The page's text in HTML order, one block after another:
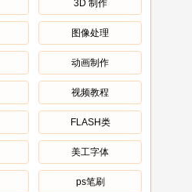
文
VariCAD 2022中文版
v2.05完整版
Golden
Software
Surfer三维
绘图软件
v25.2.259
最新版
读漫屋app安卓版客户
端 v9.9.9
3D 制作
图像处理
动画制作
视频教程
FLASH类
美工字体
ps笔刷